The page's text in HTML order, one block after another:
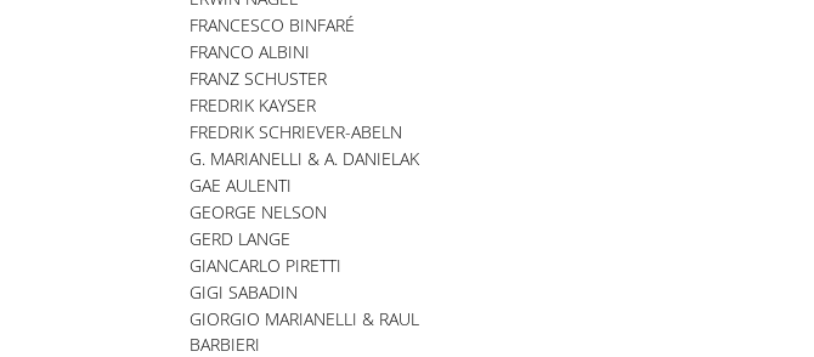
FRANCESCO BINFARÉ
FRANCO ALBINI
FRANZ SCHUSTER
FREDRIK KAYSER
FREDRIK SCHRIEVER-ABELN
G. MARIANELLI & A. DANIELAK
GAE AULENTI
GEORGE NELSON
GERD LANGE
GIANCARLO PIRETTI
GIGI SABADIN
GIORGIO MARIANELLI & RAUL
BARBIERI